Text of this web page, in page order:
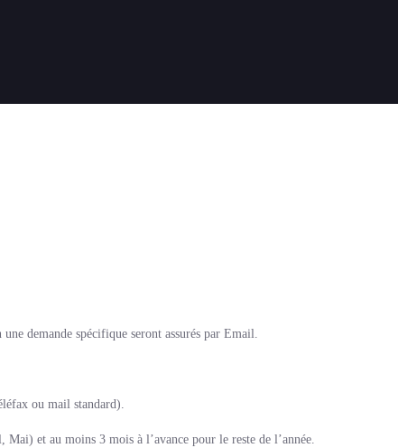
demande spécifique seront assurés par Email.
ou mail standard).
et au moins 3 mois à l’avance pour le reste de l’année.